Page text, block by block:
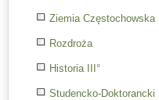
Ziemia Częstochowska
Rozdroża
Historia III°
Studencko-Doktorancki